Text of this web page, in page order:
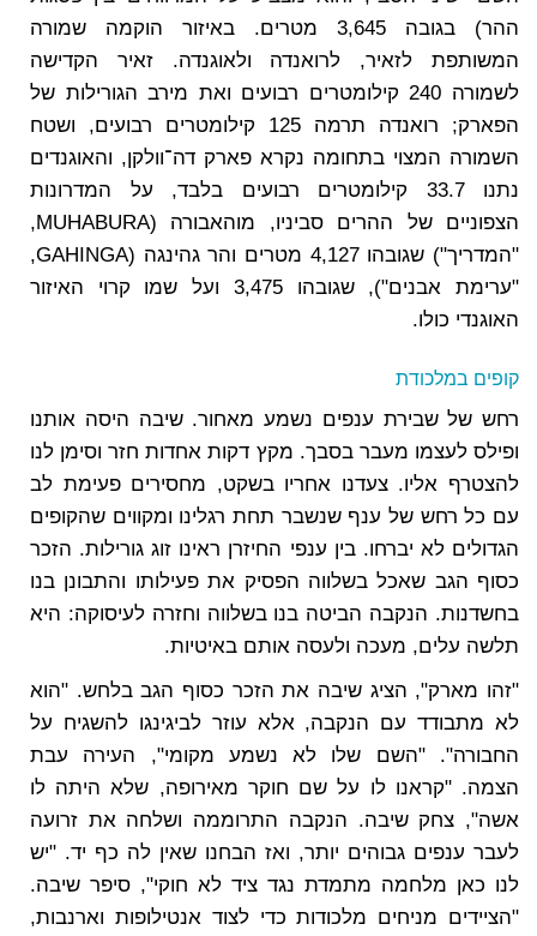
ההר) בגובה 3,645 מטרים. באיזור הוקמה שמורה
המשותפת לזאיר, לרואנדה ולאוגנדה. זאיר הקדישה
לשמורה 240 קילומטרים רבועים ואת מירב הגורילות של
הפארק; רואנדה תרמה 125 קילומטרים רבועים, ושטח
השמורה המצוי בתחומה נקרא פארק דה־וולקן, והאוגנדים
נתנו 33.7 קילומטרים רבועים בלבד, על המדרונות
הצפוניים של ההרים סביניו, מוהאבורה (MUHABURA,
"המדריך") שגובהו 4,127 מטרים והר גהינגה (GAHINGA,
"ערימת אבנים"), שגובהו 3,475 ועל שמו קרוי האיזור
האוגנדי כולו.
קופים במלכודת
רחש של שבירת ענפים נשמע מאחור. שיבה היסה אותנו
ופילס לעצמו מעבר בסבך. מקץ דקות אחדות חזר וסימן לנו
להצטרף אליו. צעדנו אחריו בשקט, מחסירים פעימת לב
עם כל רחש של ענף שנשבר תחת רגלינו ומקווים שהקופים
הגדולים לא יברחו. בין ענפי החיזרן ראינו זוג גורילות. הזכר
כסוף הגב שאכל בשלווה הפסיק את פעילותו והתבונן בנו
בחשדנות. הנקבה הביטה בנו בשלווה וחזרה לעיסוקה: היא
תלשה עלים, מעכה ולעסה אותם באיטיות.
"זהו מארק", הציג שיבה את הזכר כסוף הגב בלחש. "הוא
לא מתבודד עם הנקבה, אלא עוזר לביגינגו להשגיח על
החבורה". "השם שלו לא נשמע מקומי", העירה עבת
הצמה. "קראנו לו על שם חוקר מאירופה, שלא היתה לו
אשה", צחק שיבה. הנקבה התרוממה ושלחה את זרועה
לעבר ענפים גבוהים יותר, ואז הבחנו שאין לה כף יד. "יש
לנו כאן מלחמה מתמדת נגד ציד לא חוקי", סיפר שיבה.
"הציידים מניחים מלכודות כדי לצוד אנטילופות וארנבות,